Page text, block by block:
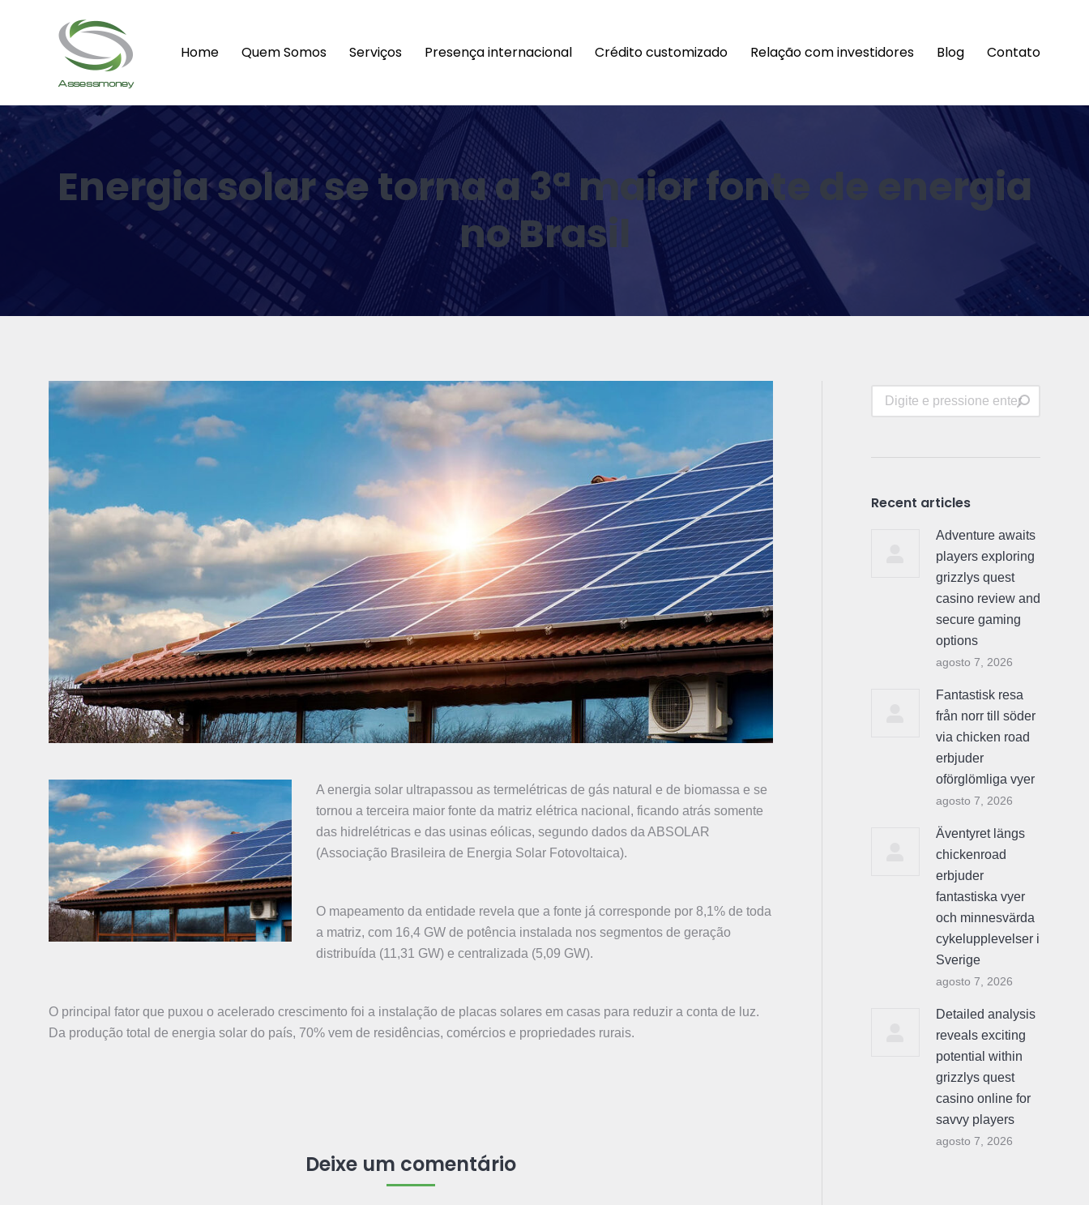
Home Quem Somos Serviços Presença internacional Crédito customizado Relação com investidores Blog Contato
Energia solar se torna a 3ª maior fonte de energia
no Brasil
A energia solar ultrapassou as termelétricas de gás natural e de biomassa e se
tornou a terceira maior fonte da matriz elétrica nacional, ficando atrás somente
das hidrelétricas e das usinas eólicas, segundo dados da ABSOLAR
(Associação Brasileira de Energia Solar Fotovoltaica).
O mapeamento da entidade revela que a fonte já corresponde por 8,1% de toda
a matriz, com 16,4 GW de potência instalada nos segmentos de geração
distribuída (11,31 GW) e centralizada (5,09 GW).
O principal fator que puxou o acelerado crescimento foi a instalação de placas solares em casas para reduzir a conta de luz.
Da produção total de energia solar do país, 70% vem de residências, comércios e propriedades rurais.
Deixe um comentário
Search:
Recent articles
Adventure awaits
players exploring
grizzlys quest
casino review and
secure gaming
options
agosto 7, 2026
Fantastisk resa
från norr till söder
via chicken road
erbjuder
oförglömliga vyer
agosto 7, 2026
Äventyret längs
chickenroad
erbjuder
fantastiska vyer
och minnesvärda
cykelupplevelser i
Sverige
agosto 7, 2026
Detailed analysis
reveals exciting
potential within
grizzlys quest
casino online for
savvy players
agosto 7, 2026